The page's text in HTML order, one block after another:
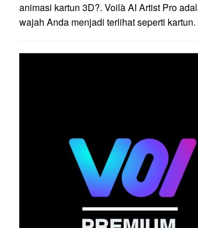
animasi kartun 3D?. Voilà AI Artist Pro
wajah Anda menjadi terlihat seperti